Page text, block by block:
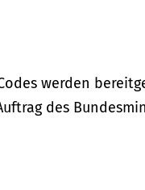
werden
des